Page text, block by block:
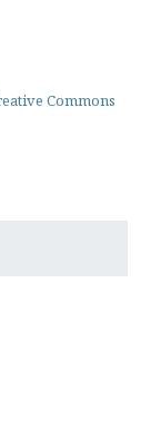
Commons